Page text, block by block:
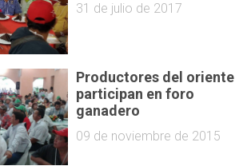
31 de julio de 2017
Productores del oriente
participan en foro
ganadero
09 de noviembre de 2015